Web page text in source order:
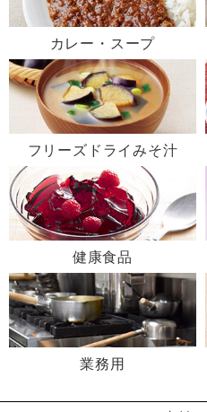
カレー・スープ
フリーズドライみそ汁
健康食品
業務用